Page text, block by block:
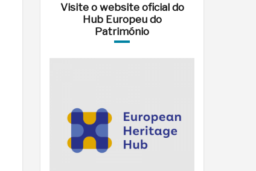
Visite o website oficial do
Hub Europeu do
Património